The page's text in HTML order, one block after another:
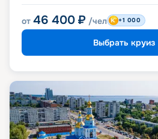
от 46 400 ₽ /чел +1 000
Выбрать круиз